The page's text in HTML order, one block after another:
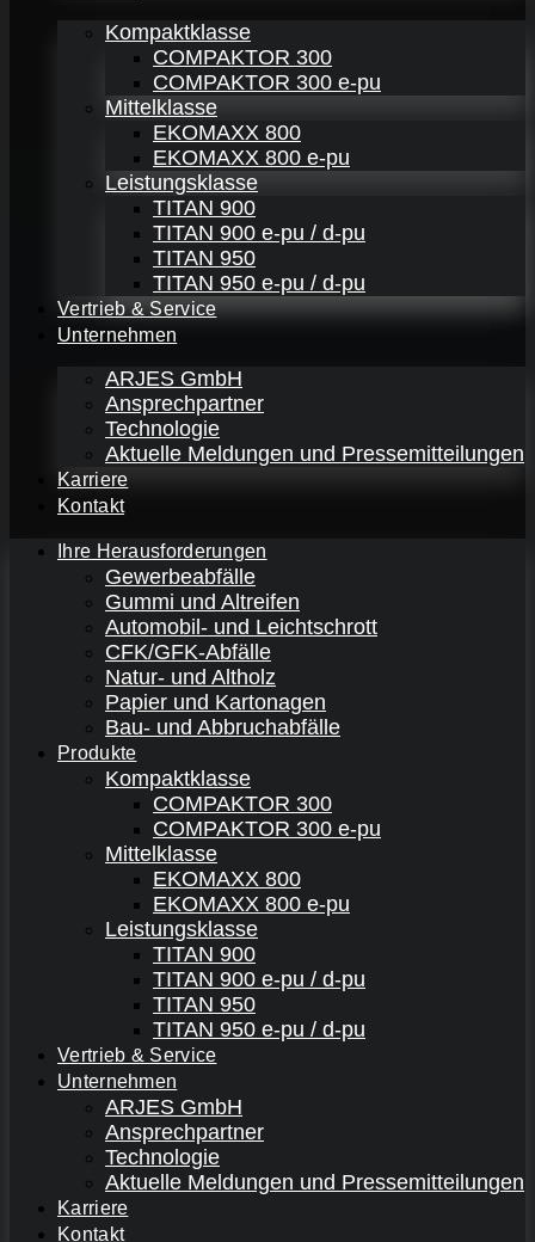
Kompaktklasse
COMPAKTOR 300
COMPAKTOR 300 e-pu
Mittelklasse
EKOMAXX 800
EKOMAXX 800 e-pu
Leistungsklasse
TITAN 900
TITAN 900 e-pu / d-pu
TITAN 950
TITAN 950 e-pu / d-pu
Vertrieb & Service
Unternehmen
ARJES GmbH
Ansprechpartner
Technologie
Aktuelle Meldungen und Pressemitteilungen
Karriere
Kontakt
Ihre Herausforderungen
Gewerbeabfälle
Gummi und Altreifen
Automobil- und Leichtschrott
CFK/GFK-Abfälle
Natur- und Altholz
Papier und Kartonagen
Bau- und Abbruchabfälle
Produkte
Kompaktklasse
COMPAKTOR 300
COMPAKTOR 300 e-pu
Mittelklasse
EKOMAXX 800
EKOMAXX 800 e-pu
Leistungsklasse
TITAN 900
TITAN 900 e-pu / d-pu
TITAN 950
TITAN 950 e-pu / d-pu
Vertrieb & Service
Unternehmen
ARJES GmbH
Ansprechpartner
Technologie
Aktuelle Meldungen und Pressemitteilungen
Karriere
Kontakt